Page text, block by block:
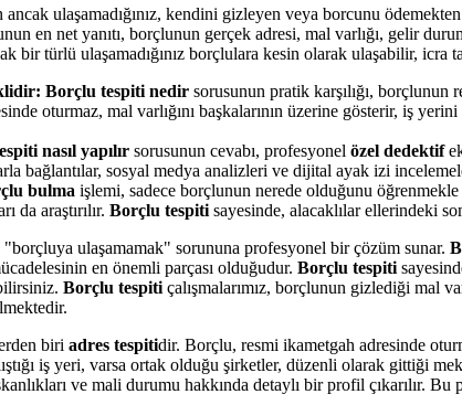
ulaşamadığınız, kendini gizleyen veya borcunu
en net yanıtı, borçlunun gerçek adresi, mal varlığı, gelir
bir türlü ulaşamadığınız borçlulara kesin olarak ulaşabilir,
Borçlu tespiti nedir sorusunun pratik karşılığı, borçlunun
oturmaz, mal varlığını başkalarının üzerine gösterir, iş
nasıl yapılır sorusunun cevabı, profesyonel özel dedektif
bağlantılar, sosyal medya analizleri ve dijital ayak izi
bulma işlemi, sadece borçlunun nerede olduğunu
da araştırılır. Borçlu tespiti sayesinde, alacaklılar ellerindeki
"borçluya ulaşamamak" sorununa profesyonel bir çözüm sunar.
en önemli parçası olduğudur. Borçlu tespiti
Borçlu tespiti çalışmalarımız, borçlunun gizlediği mal
biri adres tespitidir. Borçlu, resmi ikametgah adresinde
iş yeri, varsa ortak olduğu şirketler, düzenli olarak gittiği
ve mali durumu hakkında detaylı bir profil çıkarılır.